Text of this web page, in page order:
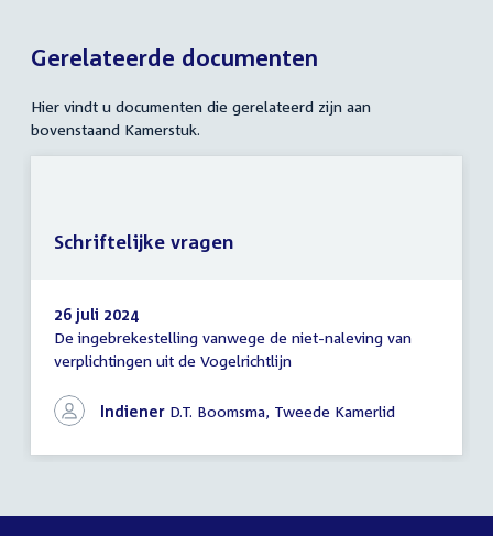
Gerelateerde documenten
Hier vindt u documenten die gerelateerd zijn aan
bovenstaand Kamerstuk.
Schriftelijke
vragen
26 juli 2024
De ingebrekestelling vanwege de niet-naleving van
verplichtingen uit de Vogelrichtlijn
Indiener D.T. Boomsma, Tweede Kamerlid
Schriftelijke vragen